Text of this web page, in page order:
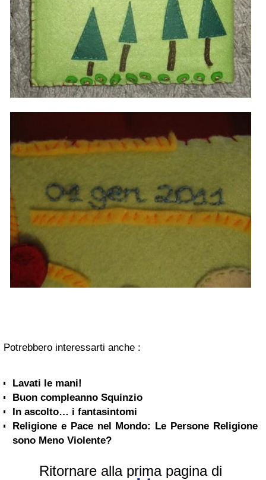
Potrebbero interessarti anche :
Lavati le mani!
Buon compleanno Squinzio
In ascolto… i fantasintomi
Religione e Pace nel Mondo: Le Persone Religione
sono Meno Violente?
Ritornare alla prima pagina di